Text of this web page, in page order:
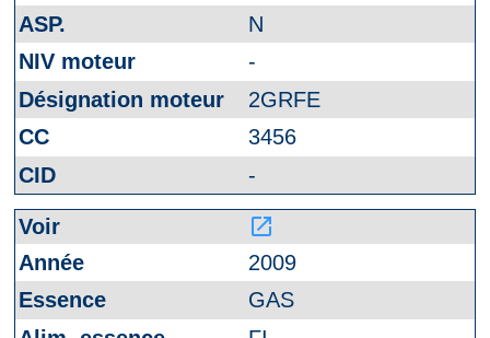
N
-
2GRFE
3456
-
launch
2009
GAS